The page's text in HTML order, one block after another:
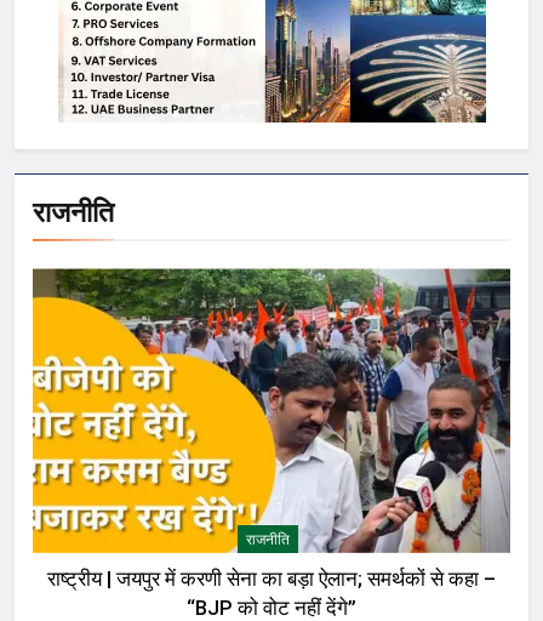
राजनीति
राजनीति
राष्ट्रीय | जयपुर में करणी सेना का बड़ा ऐलान; समर्थकों से कहा –
“BJP को वोट नहीं देंगे”